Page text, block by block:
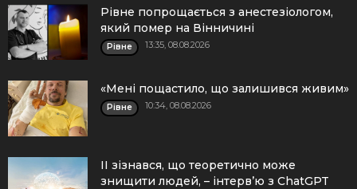
Рівне попрощається з анестезіологом,
який помер на Вінничині
Рівне 13:35, 08.08.2026
«Мені пощастило, що залишився живим»
Рівне 10:34, 08.08.2026
ІІ зізнався, що теоретично може
знищити людей, – інтерв’ю з ChatGPT